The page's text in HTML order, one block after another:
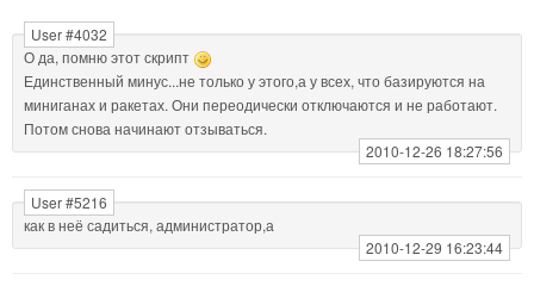
О да, помню этот скрипт
Единственный минус...не только у этого,а у всех, что базируются на
миниганах и ракетах. Они переодически отключаются и не работают.
Потом снова начинают отзываться.
User #4032
2010-12-26 18:27:56
как в неё садиться, администратор,а
User #5216
2010-12-29 16:23:44